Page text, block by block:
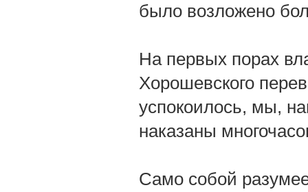
было возложено
На первых порах
Хорошевского
успокоилось, мы,
наказаны
Само собой